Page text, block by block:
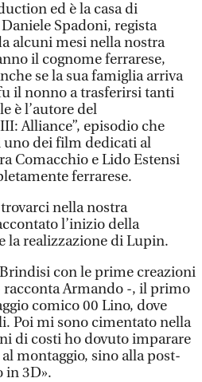
ed è la casa di
Spadoni, regista
alcuni mesi nella nostra
il cognome ferrarese,
se la sua famiglia arriva
il nonno a trasferirsi tanti
è l’autore del
Alliance”, episodio che
uno dei film dedicati al
Comacchio e Lido Estensi
ferrarese.
nella nostra
l’inizio della
la realizzazione di Lupin.
con le prime creazioni
Armando -, il primo
comico 00 Lino, dove
Poi mi sono cimentato nella
di costi ho dovuto imparare
montaggio, sino alla post-
in 3D».